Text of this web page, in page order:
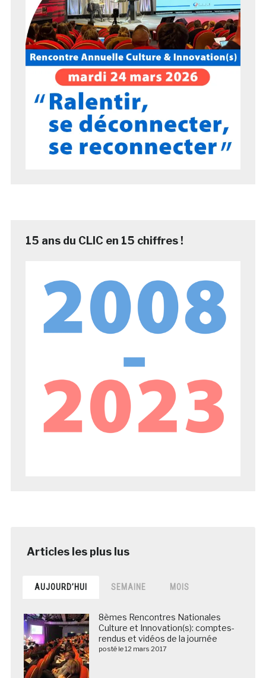
15 ans du CLIC en 15 chiffres !
AUJOURD’HUI SEMAINE MOIS
8èmes Rencontres Nationales
Culture et Innovation(s): comptes-
rendus et vidéos de la journée
posté le 12 mars 2017